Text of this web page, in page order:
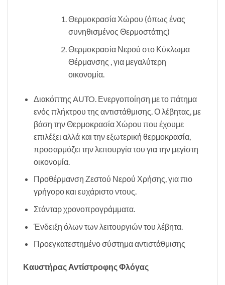
Θερμοκρασία Χώρου (όπως ένας
συνηθισμένος Θερμοστάτης)
Θερμοκρασία Νερού στο Κύκλωμα
Θέρμανσης , για μεγαλύτερη
οικονομία.
Διακόπτης AUTO. Ενεργοποίηση με το πάτημα
ενός πλήκτρου της αντιστάθμισης. Ο λέβητας, με
βάση την Θερμοκρασία Χώρου που έχουμε
επιλέξει αλλά και την εξωτερική θερμοκρασία,
προσαρμόζει την λειτουργία του για την μεγίστη
οικονομία.
Προθέρμανση Ζεστού Νερού Χρήσης, για πιο
γρήγορο και ευχάριστο ντους.
Στάνταρ χρονοπρογράμματα.
Ένδειξη όλων των λειτουργιών του λέβητα.
Προεγκατεστημένο σύστημα αντιστάθμισης
Καυστήρας Αντίστροφης Φλόγας